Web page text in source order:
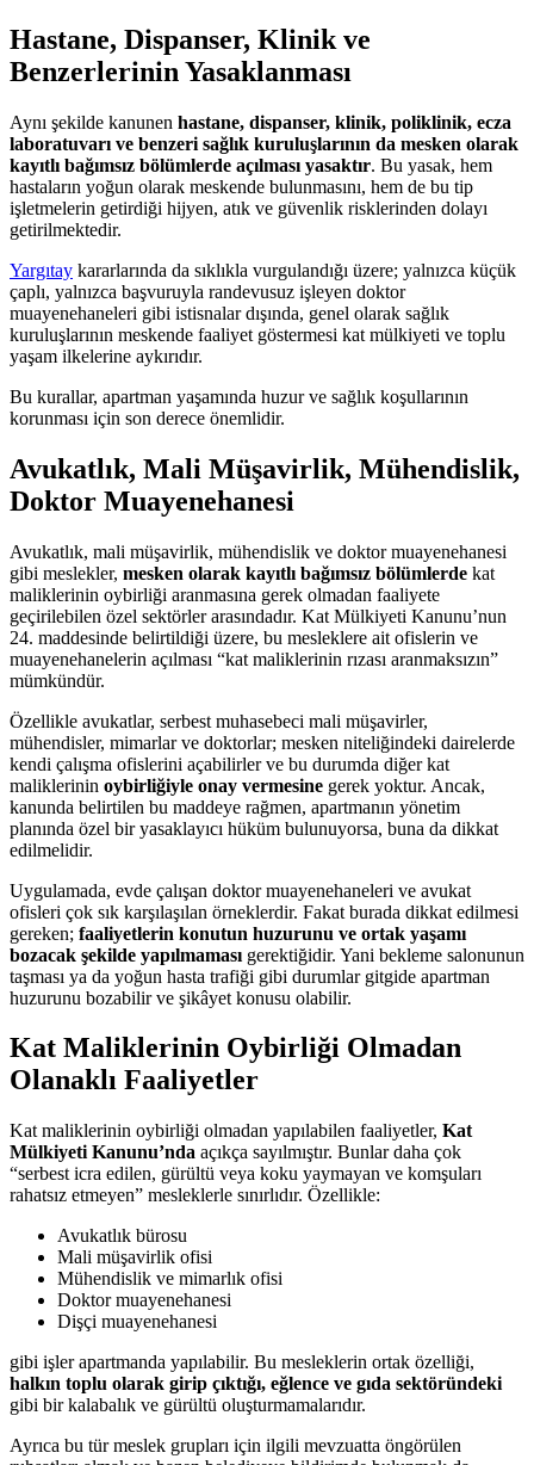
Hastane, Dispanser, Klinik ve
Benzerlerinin Yasaklanması
Aynı şekilde kanunen hastane, dispanser, klinik, poliklinik, ecza
laboratuvarı ve benzeri sağlık kuruluşlarının da mesken olarak
kayıtlı bağımsız bölümlerde açılması yasaktır. Bu yasak, hem
hastaların yoğun olarak meskende bulunmasını, hem de bu tip
işletmelerin getirdiği hijyen, atık ve güvenlik risklerinden dolayı
getirilmektedir.
Yargıtay kararlarında da sıklıkla vurgulandığı üzere; yalnızca küçük
çaplı, yalnızca başvuruyla randevusuz işleyen doktor
muayenehaneleri gibi istisnalar dışında, genel olarak sağlık
kuruluşlarının meskende faaliyet göstermesi kat mülkiyeti ve toplu
yaşam ilkelerine aykırıdır.
Bu kurallar, apartman yaşamında huzur ve sağlık koşullarının
korunması için son derece önemlidir.
Avukatlık, Mali Müşavirlik, Mühendislik,
Doktor Muayenehanesi
Avukatlık, mali müşavirlik, mühendislik ve doktor muayenehanesi
gibi meslekler, mesken olarak kayıtlı bağımsız bölümlerde kat
maliklerinin oybirliği aranmasına gerek olmadan faaliyete
geçirilebilen özel sektörler arasındadır. Kat Mülkiyeti Kanunu’nun
24. maddesinde belirtildiği üzere, bu mesleklere ait ofislerin ve
muayenehanelerin açılması “kat maliklerinin rızası aranmaksızın”
mümkündür.
Özellikle avukatlar, serbest muhasebeci mali müşavirler,
mühendisler, mimarlar ve doktorlar; mesken niteliğindeki dairelerde
kendi çalışma ofislerini açabilirler ve bu durumda diğer kat
maliklerinin oybirliğiyle onay vermesine gerek yoktur. Ancak,
kanunda belirtilen bu maddeye rağmen, apartmanın yönetim
planında özel bir yasaklayıcı hüküm bulunuyorsa, buna da dikkat
edilmelidir.
Uygulamada, evde çalışan doktor muayenehaneleri ve avukat
ofisleri çok sık karşılaşılan örneklerdir. Fakat burada dikkat edilmesi
gereken; faaliyetlerin konutun huzurunu ve ortak yaşamı
bozacak şekilde yapılmaması gerektiğidir. Yani bekleme salonunun
taşması ya da yoğun hasta trafiği gibi durumlar gitgide apartman
huzurunu bozabilir ve şikâyet konusu olabilir.
Kat Maliklerinin Oybirliği Olmadan
Olanaklı Faaliyetler
Kat maliklerinin oybirliği olmadan yapılabilen faaliyetler, Kat
Mülkiyeti Kanunu’nda açıkça sayılmıştır. Bunlar daha çok
“serbest icra edilen, gürültü veya koku yaymayan ve komşuları
rahatsız etmeyen” mesleklerle sınırlıdır. Özellikle:
Avukatlık bürosu
Mali müşavirlik ofisi
Mühendislik ve mimarlık ofisi
Doktor muayenehanesi
Dişçi muayenehanesi
gibi işler apartmanda yapılabilir. Bu mesleklerin ortak özelliği,
halkın toplu olarak girip çıktığı, eğlence ve gıda sektöründeki
gibi bir kalabalık ve gürültü oluşturmamalarıdır.
Ayrıca bu tür meslek grupları için ilgili mevzuatta öngörülen